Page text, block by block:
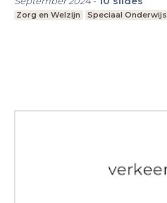
Zorg en Welzijn Speciaal Onderwijs